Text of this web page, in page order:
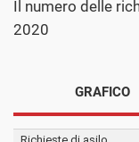
Il numero delle
2020
GRAFICO